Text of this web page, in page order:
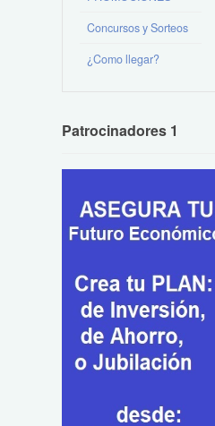
Concursos y Sorteos
¿Como llegar?
Patrocinadores 1